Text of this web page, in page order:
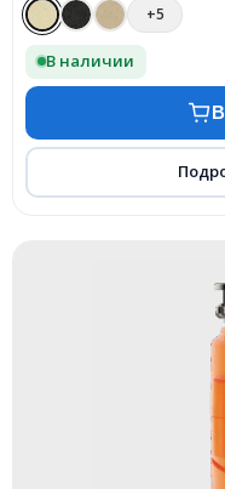
+5
В наличии